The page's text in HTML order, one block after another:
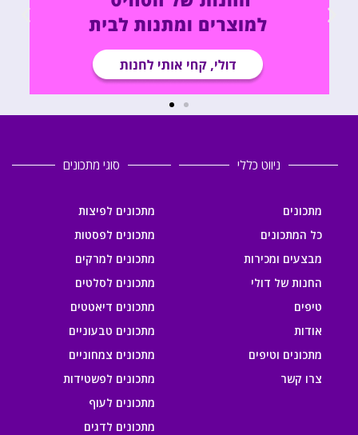
ניווט כללי
מתכונים
כל המתכונים
מבצעים ומכירות
החנות של דולי
טיפים
אודות
מתכונים וטיפים
צרו קשר
סוגי מתכונים
מתכונים לפיצות
מתכונים לפסטות
מתכונים למרקים
מתכונים לסלטים
מתכונים דיאטטים
מתכונים טבעוניים
מתכונים צמחוניים
מתכונים לפשטידות
מתכונים לעוף
מתכונים לדגים